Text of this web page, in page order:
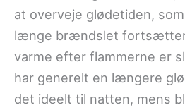
at overveje glødetiden,
længe brændslet fortsætter
varme efter flammerne er
har generelt en længere
det ideelt til natten, mens